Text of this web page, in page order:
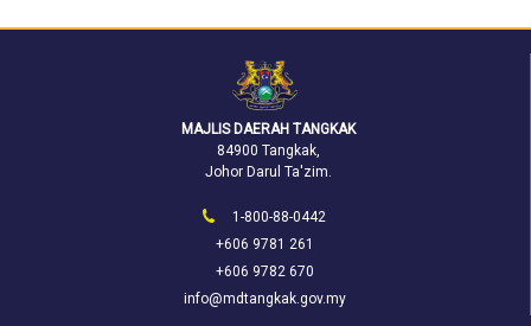
MAJLIS DAERAH TANGKAK
84900 Tangkak,
Johor Darul Ta'zim.
1-800-88-0442
+606 9781 261
+606 9782 670
info@mdtangkak.gov.my